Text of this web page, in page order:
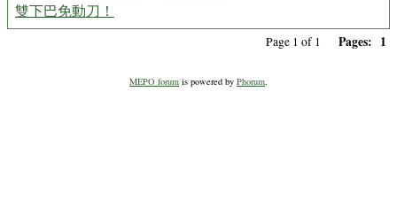
雙下巴免動刀！
Page 1 of 1 Pages: 1
MEPO forum is powered by Phorum.